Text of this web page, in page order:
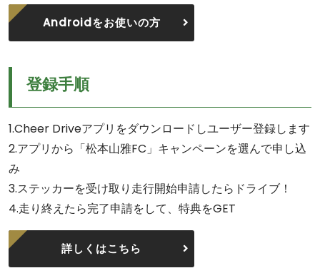
Androidをお使いの方
登録手順
1.Cheer Driveアプリをダウンロードしユーザー登録します
2.アプリから「松本山雅FC」キャンペーンを選んで申し込
み
3.ステッカーを受け取り走行開始申請したらドライブ！
4.走り終えたら完了申請をして、特典をGET
詳しくはこちら